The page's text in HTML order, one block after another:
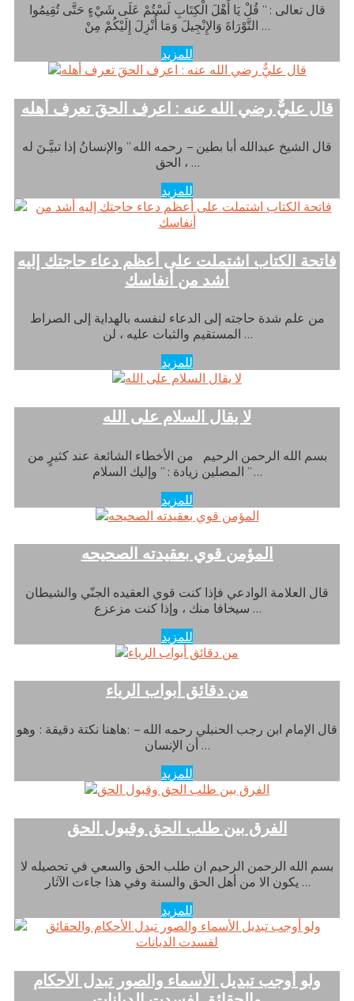
قال تعالى : ” قُلْ يَا أَهْلَ الْكِتَابِ لَسْتُمْ عَلَى شَيْءٍ حَتَّى تُقِيمُوا
التَّوْرَاةَ وَالإِنْجِيلَ وَمَا أُنْزِلَ إِلَيْكُمْ مِنْ …
للمزيد
قال عليٌّ رضي الله عنه : اعرف الحقَ تعرف أهله
قال الشيخ عبدالله أبا بطين – رحمه الله ” والإنسانُ إذا تبيَّـنَ له
الحق ، …
للمزيد
فاتحة الكتاب اشتملت على أعظم دعاء حاجتك إليه
أشد من أنفاسك
من علم شدة حاجته إلى الدعاء لنفسه بالهداية إلى الصراط
المستقيم والثبات عليه ، لن …
للمزيد
لا يقال السلام على الله
بسم الله الرحمن الرحيم من الأخطاء الشائعة عند كثيرٍ من
المصلين زيادة : ” وإليك السلام ” …
للمزيد
المؤمن قوي بعقيدته الصحيحه
قال العلامة الوادعي فإذا كنت قوي العقيده الجنّي والشيطان
سيخافا منك ، وإذا كنت مزعزع …
للمزيد
من دقائق أبواب الرياء
قال الإمام ابن رجب الحنبلي رحمه الله – :هاهنا نكتة دقيقة : وهو
أن الإنسان …
للمزيد
الفرق بين طلب الحق وقبول الحق
بسم الله الرحمن الرحيم ان طلب الحق والسعي في تحصيله لا
يكون الا من أهل الحق والسنة وفي هذا جاءت الآثار …
للمزيد
ولو أوجب تبديل الأسماء والصور تبدل الأحكام